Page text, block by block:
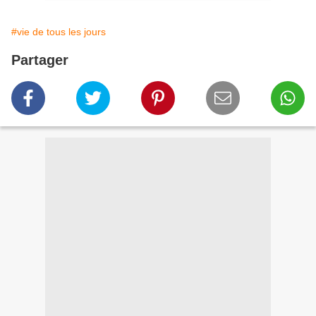
#vie de tous les jours
Partager